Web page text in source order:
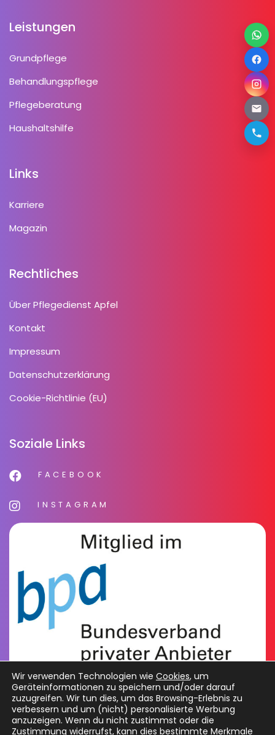
Leistungen
Grundpflege
Behandlungspflege
Pflegeberatung
Haushaltshilfe
Links
Karriere
Magazin
Rechtliches
Über Pflegedienst Apfel
Kontakt
Impressum
Datenschutzerklärung
Cookie-Richtlinie (EU)
Soziale Links
FACEBOOK
INSTAGRAM
Wir verwenden Technologien wie Cookies, um
Geräteinformationen zu speichern und/oder darauf
zuzugreifen. Wir tun dies, um das Browsing-Erlebnis zu
verbessern und um (nicht) personalisierte Werbung
anzuzeigen. Wenn du nicht zustimmst oder die
Zustimmung widerrufst, kann dies bestimmte Merkmale